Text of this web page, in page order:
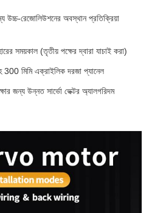
উচ্চ-রেজোলিউশনের অবস্থান প্রতিক্রিয়া
সময়কাল (তৃতীয় পক্ষের দ্বারা যাচাই করা)
মিমি এক্রাইলিক দরজা প্যানেল
জন্য উন্নত সার্ভো ভেক্টর অ্যালগরিদম